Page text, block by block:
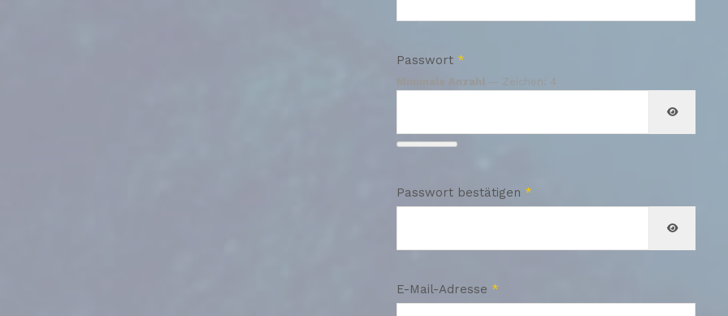
Passwort *
Minimale Anzahl — Zeichen: 4
Passwort bestätigen *
E-Mail-Adresse *